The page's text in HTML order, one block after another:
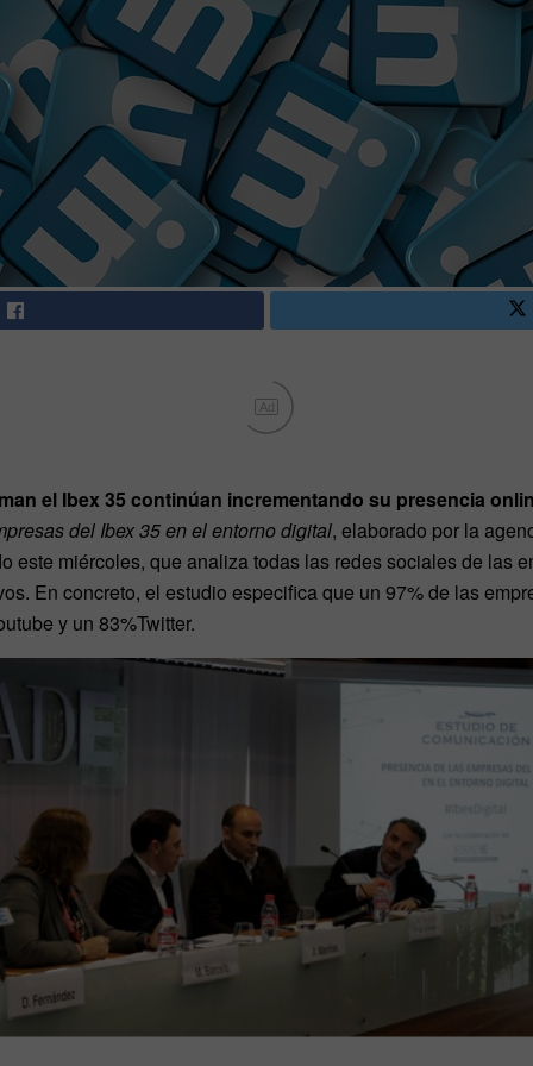
Ad
el Ibex 35 continúan incrementando su presencia
del Ibex 35 en el entorno digital, elaborado por la
este miércoles, que analiza todas las redes sociales de las
En concreto, el estudio especifica que un 97% de las
y un 83%Twitter.